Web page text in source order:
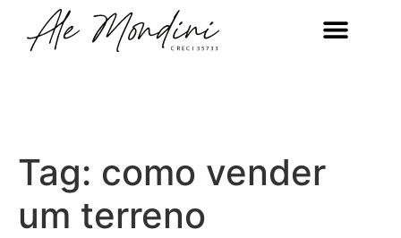
Tag: como vender
um terreno